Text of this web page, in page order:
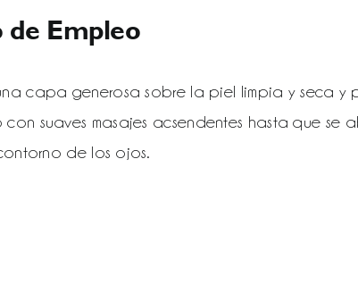
de Empleo
capa generosa sobre la piel limpia y seca y
suaves masajes acsendentes hasta que se
de los ojos.